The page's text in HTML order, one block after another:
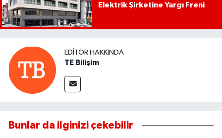
Elektrik Şirketine Yargı Freni
EDITÖR HAKKINDA
TE Bilişim
Bunlar da ilginizi çekebilir